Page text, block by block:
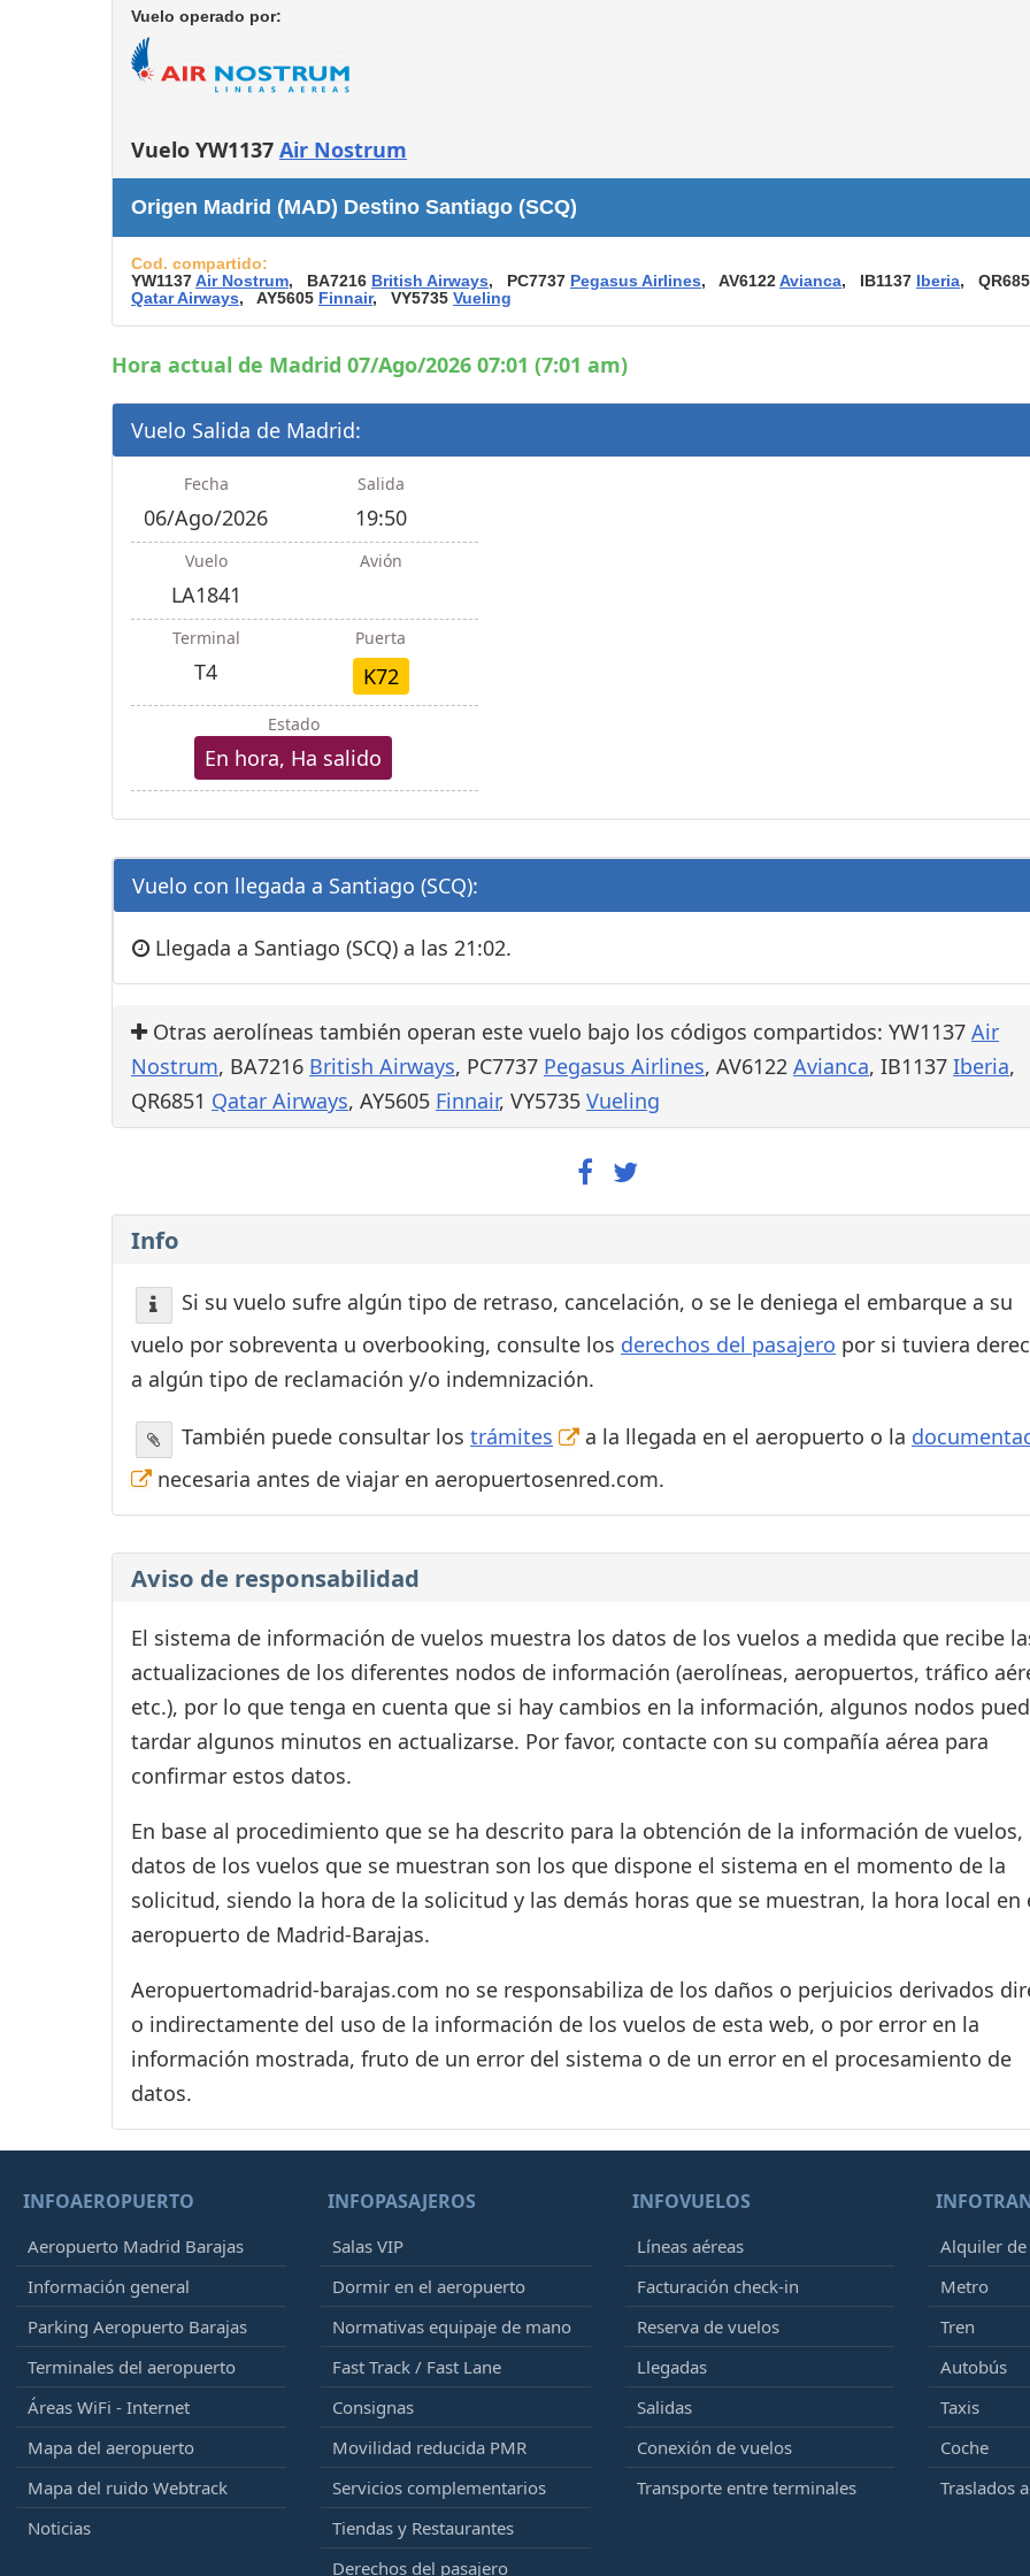
Vuelo operado por:
Vuelo YW1137 Air Nostrum
Origen Madrid (MAD) Destino Santiago (SCQ)
Cod. compartido:
YW1137Air Nostrum, BA7216 British Airways, PC7737 Pegasus Airlines, AV6122Avianca, IB1137 Iberia,
Qatar Airways, AY5605 Finnair, VY5735 Vueling
Hora actual de Madrid 07/Ago/2026 07:01 (7:01 am)
Vuelo Salida de Madrid:
Fecha
06/Ago/2026
Salida
19:50
Vuelo
LA1841
Avión
Terminal
T4
Puerta
K72
Estado
En hora, Ha salido
Vuelo con llegada a Santiago (SCQ):
Llegada a Santiago (SCQ) a las 21:02.
Otras aerolíneas también operan este vuelo bajo los códigos compartidos: YW1137 Air
Nostrum, BA7216 British Airways, PC7737 Pegasus Airlines, AV6122 Avianca, IB1137 Iberia,
QR6851 Qatar Airways, AY5605 Finnair, VY5735 Vueling
Info
Si su vuelo sufre algún tipo de retraso, cancelación, o se le deniega el embarque a su
vuelo por sobreventa u overbooking, consulte los derechos del pasajero por si tuviera
a algún tipo de reclamación y/o indemnización.
También puede consultar los trámites a la llegada en el aeropuerto o la
necesaria antes de viajar en aeropuertosenred.com.
Aviso de responsabilidad
El sistema de información de vuelos muestra los datos de los vuelos a medida que recibe
actualizaciones de los diferentes nodos de información (aerolíneas, aeropuertos, tráfico
etc.), por lo que tenga en cuenta que si hay cambios en la información, algunos nodos
tardar algunos minutos en actualizarse. Por favor, contacte con su compañía aérea para
confirmar estos datos.
En base al procedimiento que se ha descrito para la obtención de la información de vuelos,
datos de los vuelos que se muestran son los que dispone el sistema en el momento de la
solicitud, siendo la hora de la solicitud y las demás horas que se muestran, la hora local en
aeropuerto de Madrid-Barajas.
Aeropuertomadrid-barajas.com no se responsabiliza de los daños o perjuicios derivados
o indirectamente del uso de la información de los vuelos de esta web, o por error en la
información mostrada, fruto de un error del sistema o de un error en el procesamiento de
datos.
INFOAEROPUERTO
Aeropuerto Madrid Barajas
Información general
Parking Aeropuerto Barajas
Terminales del aeropuerto
Áreas WiFi - Internet
Mapa del aeropuerto
Mapa del ruido Webtrack
Noticias
INFOPASAJEROS
Salas VIP
Dormir en el aeropuerto
Normativas equipaje de mano
Fast Track / Fast Lane
Consignas
Movilidad reducida PMR
Servicios complementarios
Tiendas y Restaurantes
Derechos del pasajero
INFOVUELOS
Líneas aéreas
Facturación check-in
Reserva de vuelos
Llegadas
Salidas
Conexión de vuelos
Transporte entre terminales
Alquiler de
Metro
Tren
Autobús
Taxis
Coche
Traslados
complementarios